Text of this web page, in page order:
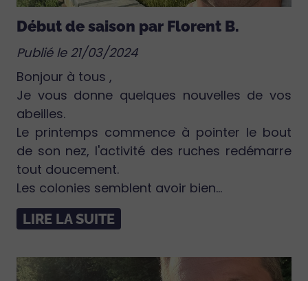
Début de saison par Florent B.
Publié le 21/03/2024
Bonjour à tous ,
Je vous donne quelques nouvelles de vos
abeilles.
Le printemps commence à pointer le bout
de son nez, l'activité des ruches redémarre
tout doucement.
Les colonies semblent avoir bien...
LIRE LA SUITE